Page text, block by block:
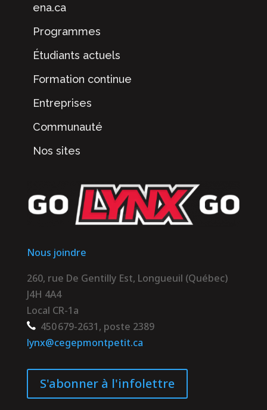
ena.ca
Programmes
Étudiants actuels
Formation continue
Entreprises
Communauté
Nos sites
Nous joindre
260, rue De Gentilly Est, Longueuil (Québec)
J4H 4A4
Local CR-1a
450 679-2631, poste 2389
lynx@cegepmontpetit.ca
S'abonner à l'infolettre